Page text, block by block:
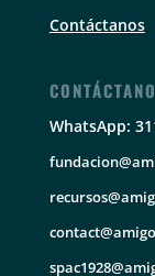
Contáctanos
WhatsApp: